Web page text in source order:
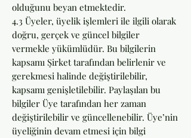
olduğunu beyan etmektedir.
4.3 Üyeler, üyelik işlemleri ile ilgili olarak
doğru, gerçek ve güncel bilgiler
vermekle yükümlüdür. Bu bilgilerin
kapsamı Şirket tarafından belirlenir ve
gerekmesi halinde değiştirilebilir,
kapsamı genişletilebilir. Paylaşılan bu
bilgiler Üye tarafından her zaman
değiştirilebilir ve güncellenebilir. Üye’nin
üyeliğinin devam etmesi için bilgi